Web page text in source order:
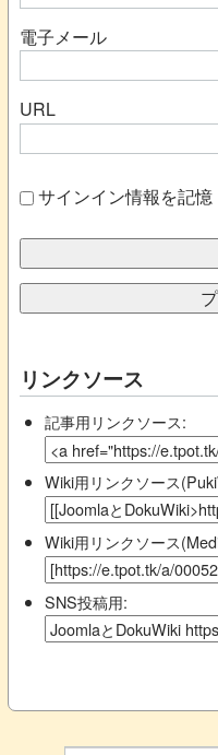
電子メール
URL
サインイン情報を記憶
リンクソース
記事用リンクソース:
Wiki用リンクソース
Wiki用リンクソース
SNS投稿用: